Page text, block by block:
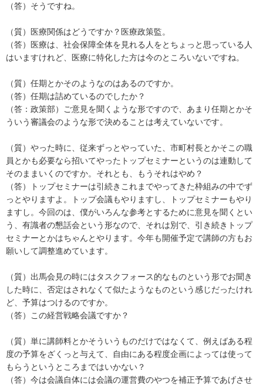
（答）そうですね。
（質）医療関係はどうですか？医療政策監。
（答）医療は、社会保障全体を見れる人をとちょっと思っている人
はいますけれど、医療に特化した方は今のところいないですね。
（質）任期とかそのようなのはあるのですか。
（答）任期は詰めているのでしたか？
（答：政策部）ご意見を聞くような形ですので、あまり任期とかそ
ういう審議会のような形で決めることは考えていないです。
（質）やった時に、従来ずっとやっていた、市町村長とかそこの職
員とかも必要なら招いてやったトップセミナーというのは連動して
そのままいくのですか。それとも、もうそれはやめ？
（答）トップセミナーは引続きこれまでやってきた枠組みの中でず
っとやりますよ。トップ会議もやりますし、トップセミナーもやり
ますし。今回のは、僕がいろんな参考とするために意見を聞くとい
う、有識者の懇話会という形なので、それは別で、引き続きトップ
セミナーとかはちゃんとやります。今年も開催予定で講師の方もお
願いして調整進めています。
（質）出馬会見の時にはタスクフォース的なものという形でお聞き
した時に、否定はされなくて似たようなものという感じだったけれ
ど、予算はつけるのですか。
（答）この経営戦略会議ですか？
（質）単に講師料とかそういうものだけではなくて、例えばある程
度の予算をざくっと与えて、自由にある程度企画によっては使って
もらうというところまではいかない？
（答）今は会議自体には会議の運営費のやつを補正予算であげさせ